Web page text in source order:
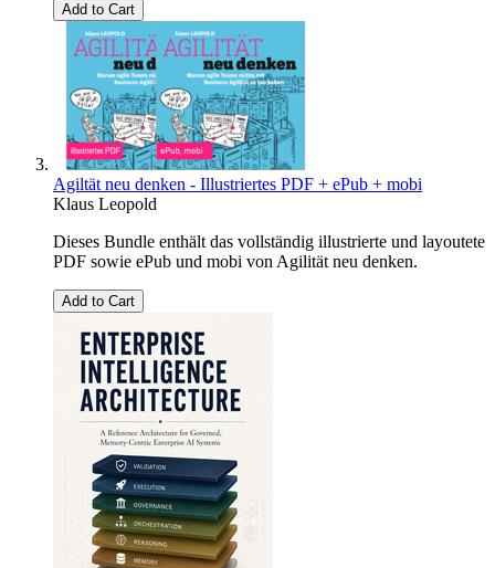
Add to Cart
Agiltät neu denken - Illustriertes PDF + ePub + mobi
Klaus Leopold
Dieses Bundle enthält das vollständig illustrierte und layoutete
PDF sowie ePub und mobi von Agilität neu denken.
Add to Cart